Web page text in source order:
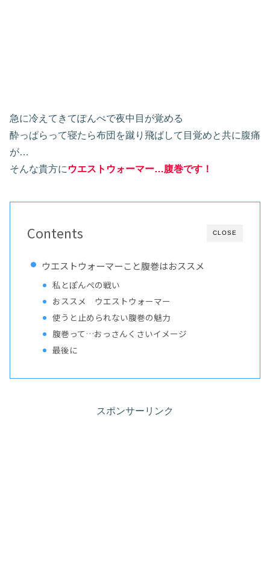
急に冷えてきてぽんぺで夜中目が覚める
酔っぱらって寝たら布団を蹴り飛ばして目覚めと共に腹痛
が…
そんな貴方に ウエストウォーマー…腹巻です！
CLOSE
Contents
ウエストウォーマーこと腹巻はおススメ
私とぽんぺの戦い
おススメ ウエストウォーマー
使うと止められない腹巻の魅力
腹巻って…おっさんくさいイメージ
最後に
スポンサーリンク